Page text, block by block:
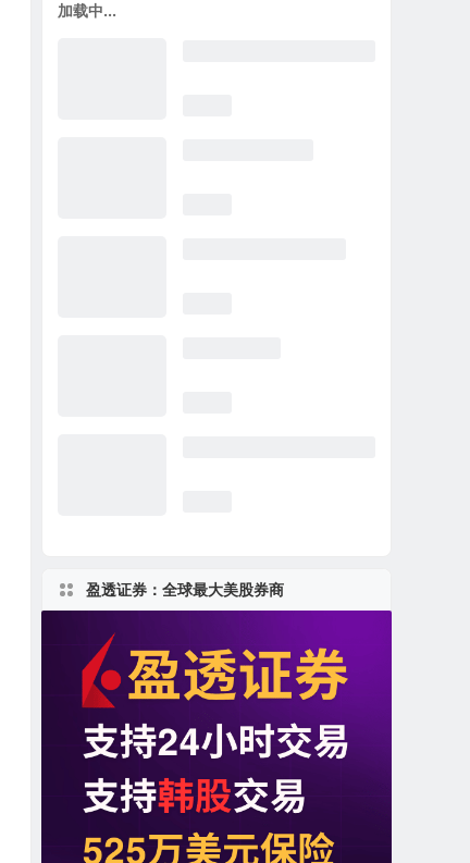
加载中...
盈透证券：全球最大美股券商